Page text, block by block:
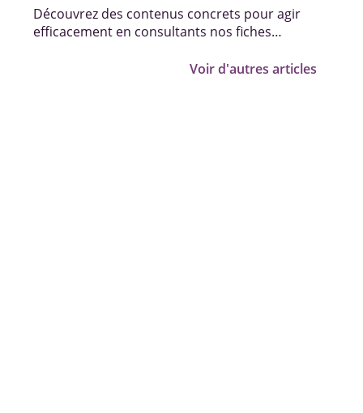
Découvrez des contenus concrets pour agir
efficacement en consultants nos fiches
Voir d'autres articles